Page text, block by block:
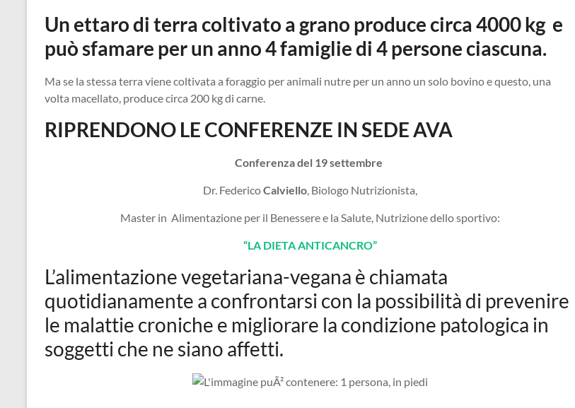
Un ettaro di terra coltivato a grano produce circa 4000 kg e
può sfamare per un anno 4 famiglie di 4 persone ciascuna.
Ma se la stessa terra viene coltivata a foraggio per animali nutre per un anno un solo bovino e questo, una
volta macellato, produce circa 200 kg di carne.
RIPRENDONO LE CONFERENZE IN SEDE AVA
Conferenza del 19 settembre
Dr. FedericoCalviello, Biologo Nutrizionista,
Master in Alimentazione per il Benessere e la Salute, Nutrizione dello sportivo:
“LA DIETA ANTICANCRO”
L’alimentazione vegetariana-vegana è chiamata
quotidianamente a confrontarsi con la possibilità di prevenire
le malattie croniche e migliorare la condizione patologica in
soggetti che ne siano affetti.